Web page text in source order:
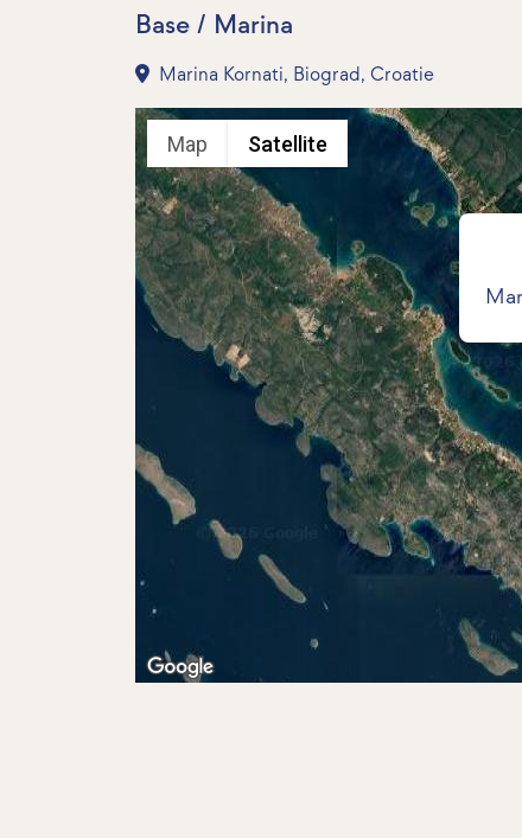
Base / Marina
Marina Kornati, Biograd, Croatie
Map Satellite